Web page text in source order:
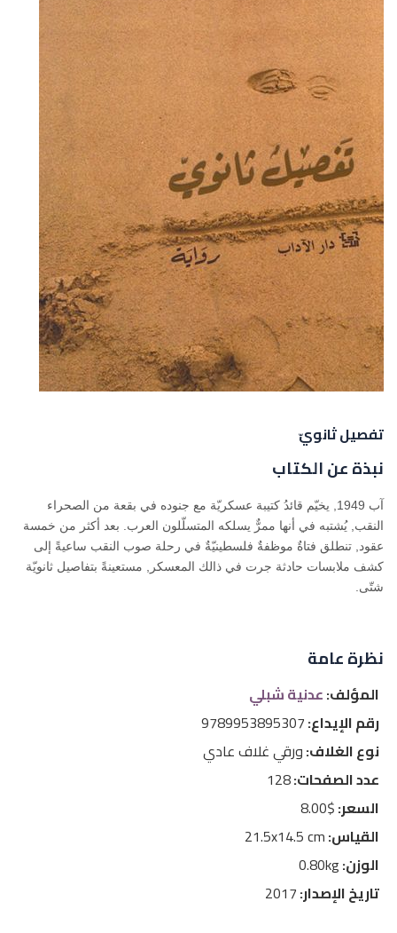
تفصيل ثانويّ
نبذة عن الكتاب
آب 1949, يخيّم قائدُ كتيبة عسكريّة مع جنوده في بقعة من الصحراء
النقب, يُشتبه في أنها ممرٌّ يسلكه المتسلّلون العرب. بعد أكثر من خمسة
عقود, تنطلق فتاةٌ موظفةٌ فلسطينيّةٌ في رحلة صوب النقب ساعيةً إلى
كشف ملابسات حادثة جرت في ذالك المعسكر, مستعينةً بتفاصيل ثانويّة
شتّى.
نظرة عامة
المؤلف:عدنية شبلي
رقم الإيداع:9789953895307
نوع الغلاف:ورقي غلاف عادي
عدد الصفحات:128
السعر:$8.00
القياس:21.5x14.5 cm
الوزن:0.80kg
تاريخ الإصدار:2017